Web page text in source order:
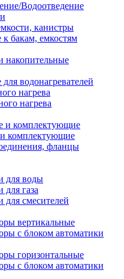
Водоотведение
канистры
бакам, емкостям
накопительные
водонагревателей
нагрева
нагрева
и комплектующие
и комплектующие
фланцы
для воды
для газа
для смесителей
вертикальные
с блоком автоматики
горизонтальные
с блоком автоматики